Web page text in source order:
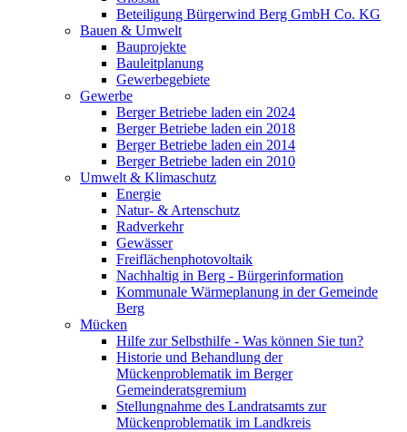
Beteiligung Bürgerwind Berg GmbH Co. KG
Bauen & Umwelt
Bauprojekte
Bauleitplanung
Gewerbegebiete
Gewerbe
Berger Betriebe laden ein 2024
Berger Betriebe laden ein 2018
Berger Betriebe laden ein 2014
Berger Betriebe laden ein 2010
Umwelt & Klimaschutz
Energie
Natur- & Artenschutz
Radverkehr
Gewässer
Freiflächenphotovoltaik
Nachhaltig in Berg - Bürgerinformation
Kommunale Wärmeplanung in der Gemeinde
Berg
Mücken
Hilfe zur Selbsthilfe - Was können Sie tun?
Historie und Behandlung der
Mückenproblematik im Berger
Gemeinderatsgremium
Stellungnahme des Landratsamts zur
Mückenproblematik im Landkreis